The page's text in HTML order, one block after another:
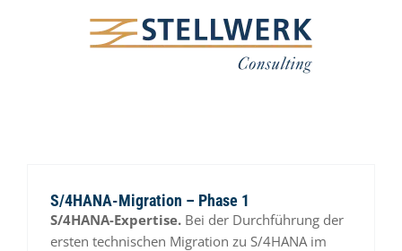
S/4HANA-Migration – Phase 1
S/4HANA-Expertise. Bei der Durchführung der
ersten technischen Migration zu S/4HANA im